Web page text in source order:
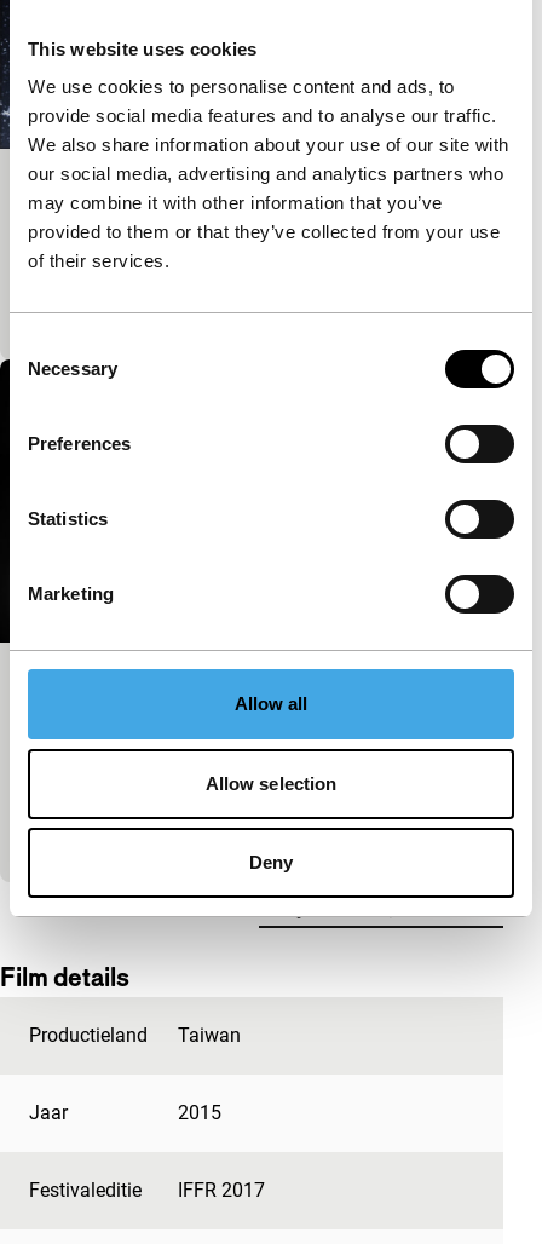
This website uses cookies
We use cookies to personalise content and ads, to
provide social media features and to analyse our traffic.
We also share information about your use of our site with
our social media, advertising and analytics partners who
may combine it with other information that you’ve
provided to them or that they’ve collected from your use
of their services.
Selection
Necessary
Preferences
Statistics
Marketing
Allow all
Allow selection
Deny
The Upcoming Show
Deep Focus Short
De gekleurde balken van het testbeeld gaven
Su Hui-yu kind was prikkelde dit zijn fantasie.
Gebaseerd op een waargebeurd incident. De
etherische video vormt een stil requiem voor een
verstikking tijde
Film details
Productieland Taiwan
Jaar 2015
Festivaleditie IFFR 2017